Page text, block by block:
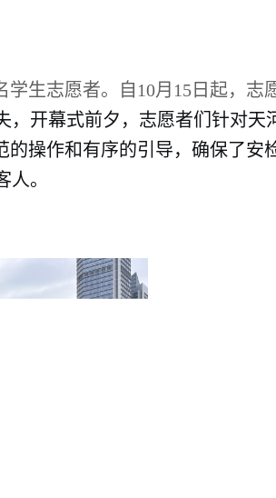
学生志愿者。自10月15日起，志
，开幕式前夕，志愿者们针对天
操作和有序的引导，确保了安
。